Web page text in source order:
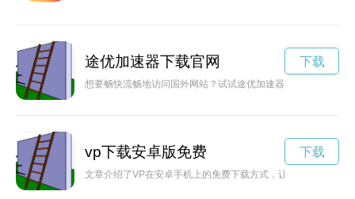
途优加速器下载官网
想要畅快流畅地访问国外网站？试试途优加速器吧！快速稳定
下载
vp下载安卓版免费
文章介绍了VP在安卓手机上的免费下载方式，让用户能够随时
下载